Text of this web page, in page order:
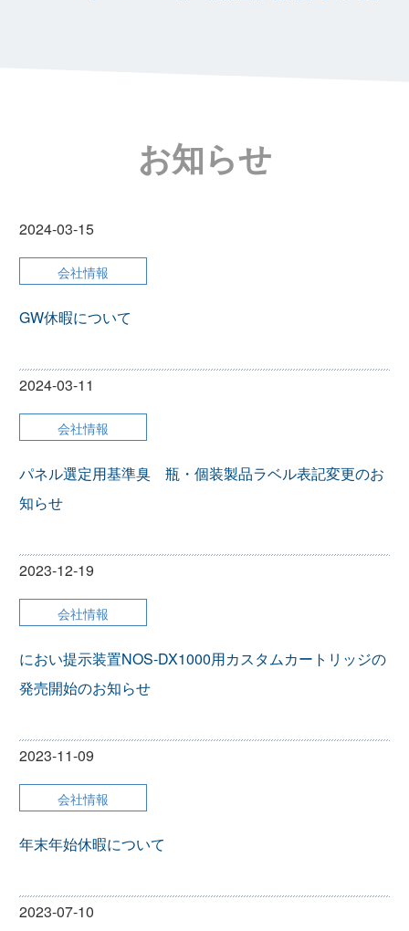
お知らせ
2024-03-15
会社情報
GW休暇について
2024-03-11
会社情報
パネル選定用基準臭 瓶・個装製品ラベル表記変更のお
知らせ
2023-12-19
会社情報
におい提示装置NOS-DX1000用カスタムカートリッジの
発売開始のお知らせ
2023-11-09
会社情報
年末年始休暇について
2023-07-10